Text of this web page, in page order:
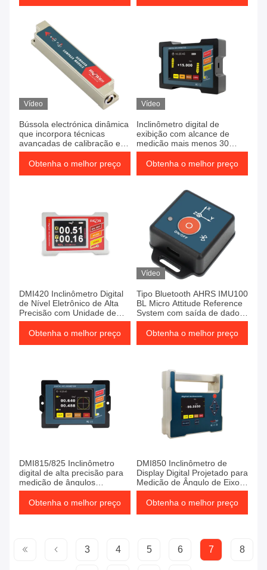
Vídeo
Bússola electrónica dinâmica
que incorpora técnicas
avançadas de calibração e
fusão de sensores para
medições de orientação
Obtenha o melhor preço
Vídeo
Inclinômetro digital de
exibição com alcance de
medição mais menos 30
graus e resposta rápida para
precisão industrial
Obtenha o melhor preço
DMI420 Inclinômetro Digital
de Nível Eletrônico de Alta
Precisão com Unidade de
Medição de Dual Núcleo
para Controle Industrial de
Obtenha o melhor preço
Vídeo
Tipo Bluetooth AHRS IMU100
BL Micro Attitude Reference
System com saída de dados
de sensores de 9 eixos para
robôs e veículos de
Obtenha o melhor preço
DMI815/825 Inclinômetro
digital de alta precisão para
medição de ângulos
industriais
Obtenha o melhor preço
DMI850 Inclinômetro de
Display Digital Projetado para
Medição de Ângulo de Eixo
Único Usando Tecnologia de
Trança de Pendulo de
Quartzo e Eletrônica Digital
Obtenha o melhor preço
3 4 5 6 7 8